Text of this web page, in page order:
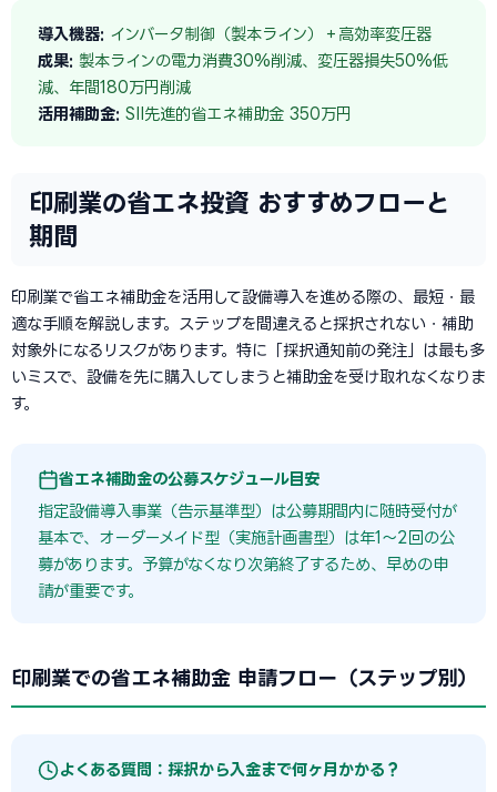
導入機器: インバータ制御（製本ライン）＋高効率変圧器
成果: 製本ラインの電力消費30%削減、変圧器損失50%低
減、年間180万円削減
活用補助金: SII先進的省エネ補助金 350万円
印刷業の省エネ投資 おすすめフローと
期間
印刷業で省エネ補助金を活用して設備導入を進める際の、最短・最
適な手順を解説します。ステップを間違えると採択されない・補助
対象外になるリスクがあります。特に「採択通知前の発注」は最も多
いミスで、設備を先に購入してしまうと補助金を受け取れなくなりま
す。
省エネ補助金の公募スケジュール目安
指定設備導入事業（告示基準型）は公募期間内に随時受付が
基本で、オーダーメイド型（実施計画書型）は年1〜2回の公
募があります。予算がなくなり次第終了するため、早めの申
請が重要です。
印刷業での省エネ補助金 申請フロー（ステップ別）
よくある質問：採択から入金まで何ヶ月かかる？